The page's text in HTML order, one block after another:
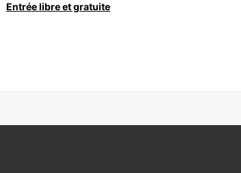
Entrée libre et gratuite